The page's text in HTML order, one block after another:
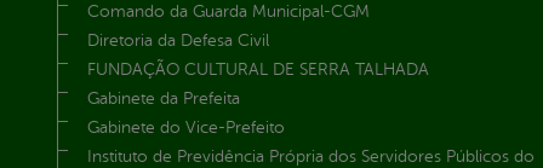
Comando da Guarda Municipal-CGM
Diretoria da Defesa Civil
FUNDAÇÃO CULTURAL DE SERRA TALHADA
Gabinete da Prefeita
Gabinete do Vice-Prefeito
Instituto de Previdência Própria dos Servidores Públicos do